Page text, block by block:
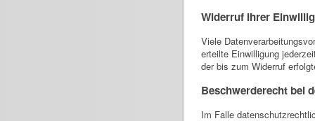
Widerruf Ihrer
Viele
erteilte Einwilligung
der bis zum Widerruf
Beschwerderecht bei
Im Falle